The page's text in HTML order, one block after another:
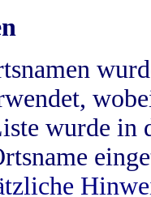
wurde in